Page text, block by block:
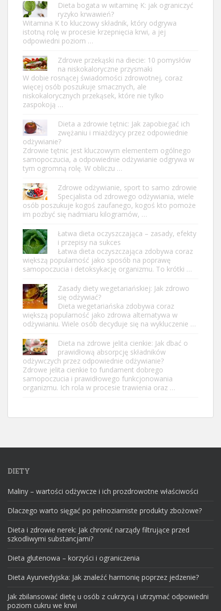
Dieta bogata w witaminę K: jak ograniczyć
ryzyko krwawień?
Witamina K to kluczowy składnik, który odgrywa
istotną rolę w procesie krzepnięcia krwi, a jej
odpowiedni poziom …
Zdrowe przekąski na diecie: 10 pomysłów
na niskokaloryczne przysmaki
W dobie rosnącej świadomości zdrowotnej, coraz
więcej osób poszukuje smacznych, ale
niskokalorycznych przekąsek, które nie tylko
zaspokoją …
Dieta a zdrowie tętnic: Jak zapobiegać ich
zwężaniu i miażdżycy przez odpowiednie
odżywianie?
Zdrowie tętnic jest kluczowym elementem ogólnego
samopoczucia, a odpowiednie odżywianie odgrywa w
tym ogromną rolę. W obliczu …
Zdrowe odżywianie, sport to samo zdrowie
Specjalista od zdrowego odżywiania, wiele
osób poszukuje kogoś zaufanego, kogoś kto pomoże
im pozbyć się nadmiaru kilogramów, …
Łatwa dieta oczyszczająca – zasady, efekty
i przepisy na sukces
Łatwa dieta oczyszczająca zdobywa coraz
większą popularność jako sposób na poprawę
samopoczucia i detoksykację organizmu. To krótki …
Zasady diety wegetariańskiej: Jak zdrowo
się odżywiać?
Dieta wegetariańska zdobywa coraz
większą popularność jako zdrowa alternatywa w
odżywianiu. Wiele osób decyduje się na wykluczenie …
Dieta na zdrowe jelita cienkie: Jak dbać o
prawidłową absorpcję składników
odżywczych przez odpowiednie odżywianie?
Zdrowe jelita cienkie to fundament dobrego
samopoczucia i prawidłowego funkcjonowania
organizmu. Ich rola w procesie trawienia oraz …
DIETY
Maliny – wartości odżywcze i ich prozdrowotne właściwości
Dlaczego warto sięgać po pełnoziarniste produkty zbożowe?
Dieta i zdrowie nerek: Jak chronić narządy filtrujące przed
szkodliwymi substancjami?
Dieta glutenowa – korzyści i ograniczenia
Dieta Ayurvedyjska: Jak znaleźć harmonię poprzez jedzenie?
Jak zbilansować dietę u osób z cukrzycą i utrzymać odpowiedni
poziom cukru we krwi